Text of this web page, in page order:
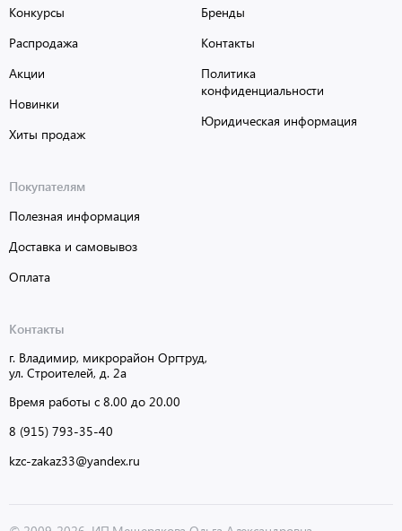
Конкурсы
Распродажа
Акции
Новинки
Хиты продаж
Бренды
Контакты
Политика
конфиденциальности
Юридическая информация
Покупателям
Полезная информация
Доставка и самовывоз
Оплата
Контакты
г. Владимир, микрорайон Оргтруд,
ул. Строителей, д. 2а
Время работы с 8.00 до 20.00
8 (915) 793-35-40
kzc-zakaz33@yandex.ru